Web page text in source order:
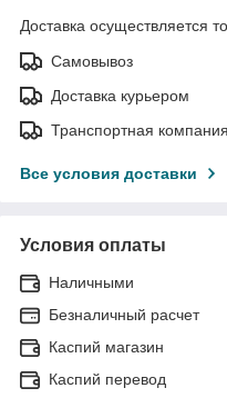
Доставка осуществляется
Самовывоз
Доставка курьером
Транспортная компания
Все условия доставки
Условия оплаты
Наличными
Безналичный расчет
Каспий магазин
Каспий перевод